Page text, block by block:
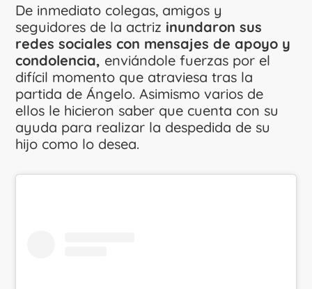
De inmediato colegas, amigos y
seguidores de la actriz inundaron sus
redes sociales con mensajes de apoyo y
condolencia, enviándole fuerzas por el
difícil momento que atraviesa tras la
partida de Ángelo. Asimismo varios de
ellos le hicieron saber que cuenta con su
ayuda para realizar la despedida de su
hijo como lo desea.